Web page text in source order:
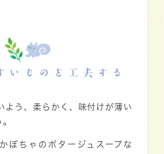
いものを工夫する
よう、柔らかく、味付けが薄い
かぼちゃのポタージュスープな